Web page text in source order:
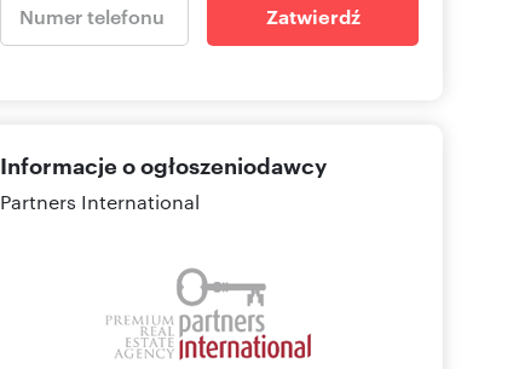
Zatwierdź
Informacje o ogłoszeniodawcy
Partners International